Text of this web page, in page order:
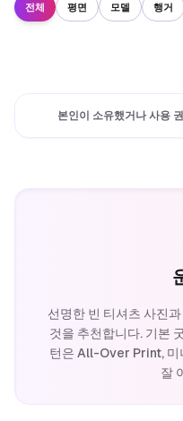
전체 평면 모델 행거
본인이 소유했거나 사용
선명한 빈 티셔츠 사진
것을 추천합니다. 기본
턴은 All-Over Print, 미
잘